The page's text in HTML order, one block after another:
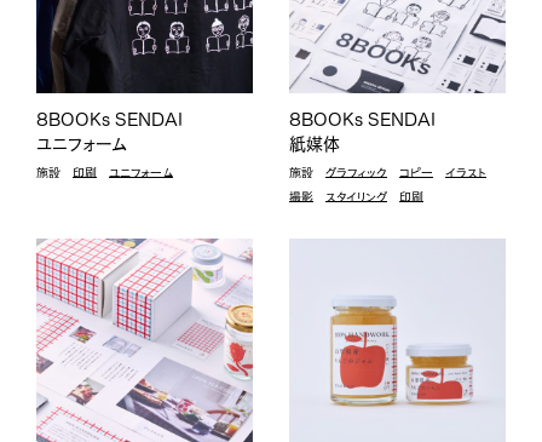
8BOOKs SENDAI
ユニフォーム
施設 印刷 ユニフォーム
8BOOKs SENDAI
紙媒体
施設 グラフィック コピー
イラスト
撮影
スタイリング 印刷